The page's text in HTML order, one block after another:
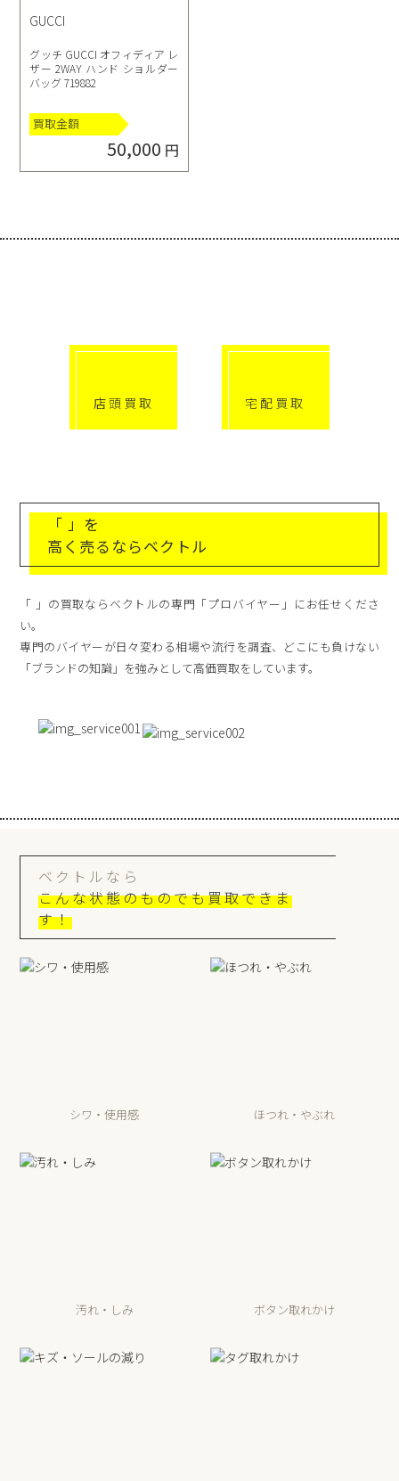
GUCCI
グッチ GUCCI オフィディア レ
ザー 2WAY ハンド ショルダー
バッグ 719882
買取金額
50,000 円
店頭買取 宅配買取
「 」を
高く売るならベクトル
「 」の買取ならベクトルの専門「プロバイヤー」にお任せくださ
い。
専門のバイヤーが日々変わる相場や流行を調査、どこにも負けない
「ブランドの知識」を強みとして高価買取をしています。
ベクトルなら
こんな状態のものでも買取できま
す！
シワ・使用感 ほつれ・やぶれ
汚れ・しみ ボタン取れかけ